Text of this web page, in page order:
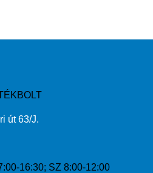
út 63/J.
16:30; SZ 8:00-12:00